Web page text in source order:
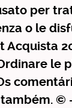
per
o le
Acquista
le
©